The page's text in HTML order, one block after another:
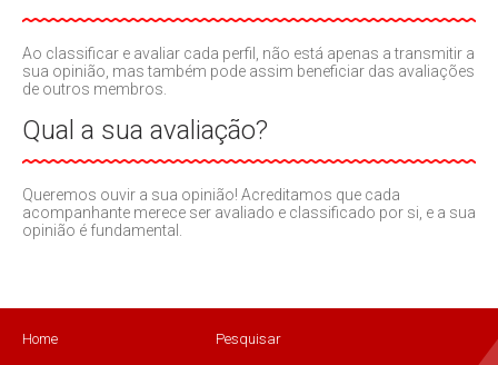
Ao classificar e avaliar cada perfil, não está apenas a transmitir a
sua opinião, mas também pode assim beneficiar das avaliações
de outros membros.
Qual a sua avaliação?
Queremos ouvir a sua opinião! Acreditamos que cada
acompanhante merece ser avaliado e classificado por si, e a sua
opinião é fundamental.
Home Pesquisar